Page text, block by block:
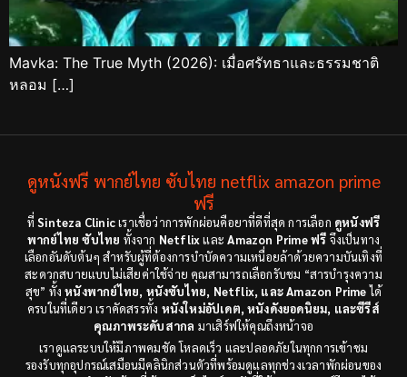
Mavka: The True Myth (2026): เมื่อศรัทธาและธรรมชาติ
หลอม […]
ดูหนังฟรี พากย์ไทย ซับไทย netflix amazon prime
ฟรี
ที่Sinteza Clinicเราเชื่อว่าการพักผ่อนคือยาที่ดีที่สุด การเลือก ดูหนังฟรี
พากย์ไทย ซับไทย ทั้งจาก NetflixและAmazon Prime ฟรี จึงเป็นทาง
เลือกอันดับต้นๆ สำหรับผู้ที่ต้องการบำบัดความเหนื่อยล้าด้วยความบันเทิงที่
สะดวกสบายแบบไม่เสียค่าใช้จ่าย คุณสามารถเลือกรับชม “สารบำรุงความ
สุข” ทั้งหนังพากย์ไทย, หนังซับไทย, Netflix, และ Amazon Primeได้
ครบในที่เดียว เราคัดสรรทั้ง หนังใหม่อัปเดต, หนังดังยอดนิยม, และซีรีส์
คุณภาพระดับสากล มาเสิร์ฟให้คุณถึงหน้าจอ
เราดูแลระบบให้มีภาพคมชัด โหลดเร็ว และปลอดภัยในทุกการเข้าชม
รองรับทุกอุปกรณ์เสมือนมีคลินิกส่วนตัวที่พร้อมดูแลทุกช่วงเวลาพักผ่อนของ